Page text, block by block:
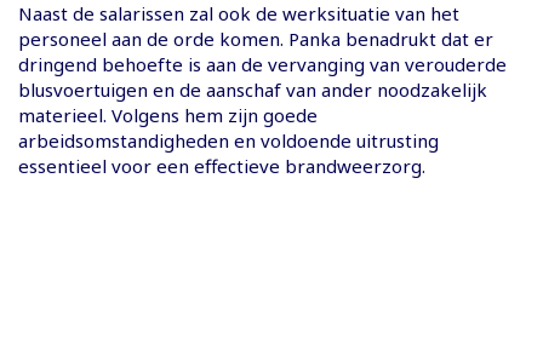
Naast de salarissen zal ook de werksituatie van het
personeel aan de orde komen. Panka benadrukt dat er
dringend behoefte is aan de vervanging van verouderde
blusvoertuigen en de aanschaf van ander noodzakelijk
materieel. Volgens hem zijn goede
arbeidsomstandigheden en voldoende uitrusting
essentieel voor een effectieve brandweerzorg.